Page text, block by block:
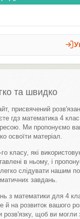
та швидко
присвячений
гдз математика 4
Ми пропонуємо
освоїти матеріал.
класу, які
в ньому, і
слідувати нашим
завдань.
з математики для 4
й на розвиток вашого
щоб ви могли